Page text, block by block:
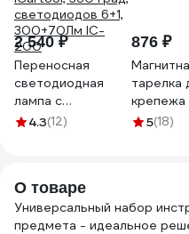
2 540 ₽
Переносная
светодиодная
лампа с
изменяемым
300+70Лм IC-
200
4.3(12)
876 ₽
тарелка
крепежа
136х237
5(18)
О товаре
Универсальный набор
предмета - идеальное